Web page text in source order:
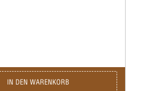
IN DEN WARENKORB